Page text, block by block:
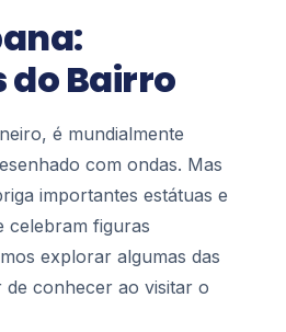
do Bairro
é mundialmente
com ondas. Mas
importantes estátuas e
celebram figuras
explorar algumas das
conhecer ao visitar o